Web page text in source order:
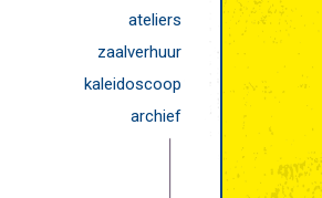
ateliers
zaalverhuur
kaleidoscoop
archief